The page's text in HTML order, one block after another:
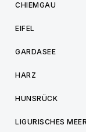
CHIEMGAU
EIFEL
GARDASEE
HARZ
HUNSRÜCK
LIGURISCHES